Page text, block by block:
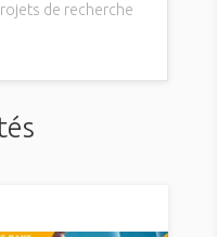
de recherche